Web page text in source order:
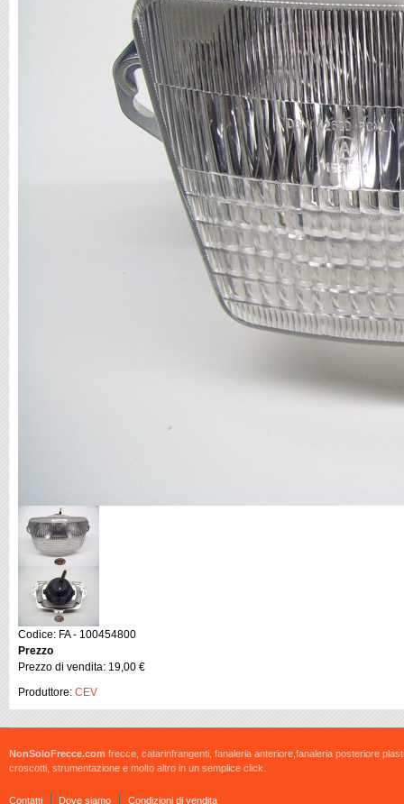
Codice: FA - 100454800
Prezzo
Prezzo di vendita: 19,00 €
Produttore: CEV
NonSoloFrecce.com frecce, catarinfrangenti, fanaleria anteriore,fanaleria posteriore
croscotti, strumentazione e molto altro in un semplice click.
Contatti Dove siamo Condizioni di vendita